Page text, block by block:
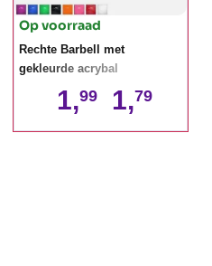
Op voorraad
Rechte Barbell met
gekleurde acrybal
1,99 1,79